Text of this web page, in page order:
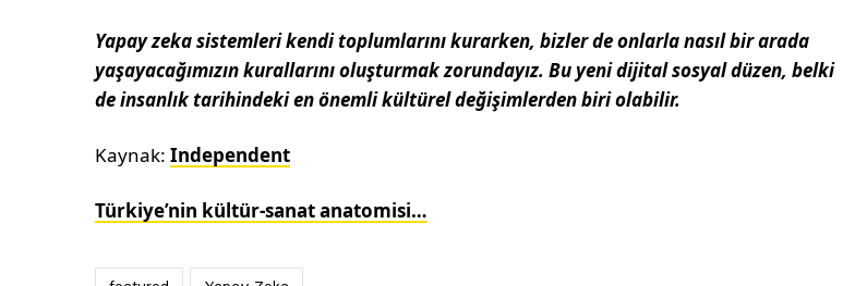
Yapay zeka sistemleri kendi toplumlarını kurarken, bizler de onlarla nasıl bir arada
yaşayacağımızın kurallarını oluşturmak zorundayız. Bu yeni dijital sosyal düzen, belki
de insanlık tarihindeki en önemli kültürel değişimlerden biri olabilir.
Kaynak:Independent
Türkiye’nin kültür-sanat anatomisi…